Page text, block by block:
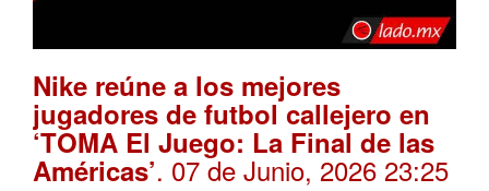
Nike reúne a los mejores
jugadores de futbol callejero en
‘TOMA El Juego: La Final de las
Américas’. 07 de Junio, 2026 23:25